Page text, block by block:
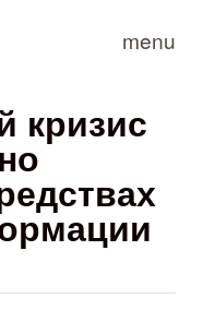
menu
кризис